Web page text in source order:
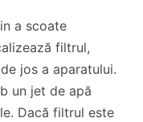
a scoate
filtrul,
jos a aparatului.
un jet de apă
Dacă filtrul este